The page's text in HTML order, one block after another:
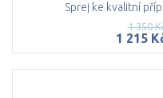
Sprej ke kvalitní
1 350
1 215